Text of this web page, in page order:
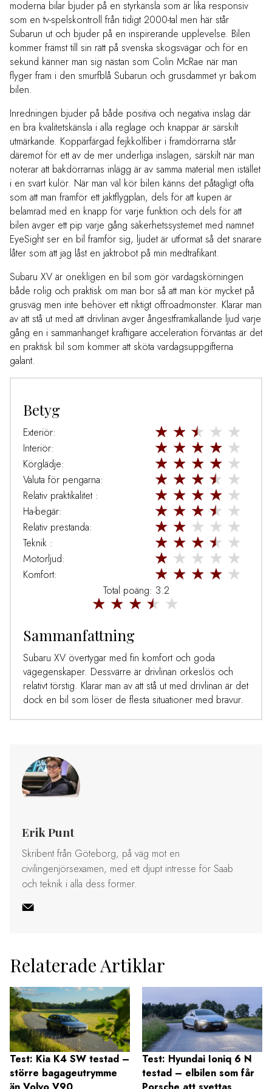
moderna bilar bjuder på en styrkänsla som är lika responsiv
som en tv-spelskontroll från tidigt 2000-tal men här står
Subarun ut och bjuder på en inspirerande upplevelse. Bilen
kommer främst till sin rätt på svenska skogsvägar och för en
sekund känner man sig nästan som Colin McRae när man
flyger fram i den smurfblå Subarun och grusdammet yr bakom
bilen.
Inredningen bjuder på både positiva och negativa inslag där
en bra kvalitetskänsla i alla reglage och knappar är särskilt
utmärkande. Kopparfärgad fejkkolfiber i framdörrarna står
däremot för ett av de mer underliga inslagen, särskilt när man
noterar att bakdörrarnas inlägg är av samma material men istället
i en svart kulör. När man väl kör bilen känns det påtagligt ofta
som att man framför ett jaktflygplan, dels för att kupen är
belamrad med en knapp för varje funktion och dels för att
bilen avger ett pip varje gång säkerhetssystemet med namnet
EyeSight ser en bil framför sig, ljudet är utformat så det snarare
låter som att jag låst en jaktrobot på min medtrafikant.
Subaru XV är onekligen en bil som gör vardagskörningen
både rolig och praktisk om man bor så att man kör mycket på
grusväg men inte behöver ett riktigt offroadmonster. Klarar man
av att stå ut med att drivlinan avger ångestframkallande ljud varje
gång en i sammanhanget kraftigare acceleration förväntas är det
en praktisk bil som kommer att sköta vardagsuppgifterna
galant.
Betyg
Exteriör:
Interiör:
Körglädje:
Valuta för pengarna:
Relativ praktikalitet :
Ha-begär:
Relativ prestanda:
Teknik :
Motorljud:
Komfort:
Total poäng: 3.2
Sammanfattning
Subaru XV övertygar med fin komfort och goda
vägegenskaper. Dessvärre är drivlinan orkeslös och
relativt törstig. Klarar man av att stå ut med drivlinan är det
dock en bil som löser de flesta situationer med bravur.
Erik Punt
Skribent från Göteborg, på väg mot en
civilingenjörsexamen, med ett djupt intresse för Saab
och teknik i alla dess former.
Relaterade Artiklar
Test: Kia K4 SW testad –
större bagageutrymme
Test: Hyundai Ioniq 6 N
testad – elbilen som får